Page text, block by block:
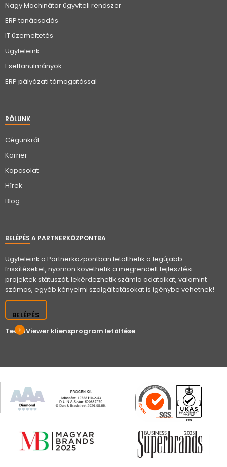
Nagy Machinátor ügyviteli rendszer
ERP tanácsadás
IT üzemeltetés
Ügyfeleink
Esettanulmányok
ERP pályázati támogatással
RÓLUNK
Cégünkről
Karrier
Kapcsolat
Hírek
Blog
BELÉPÉS A PARTNERKÖZPONTBA
Ügyfeleink a Partnerközpontban letölthetik a legújabb
frissítéseket, nyomon követhetik a megrendelt fejlesztési
projektek státuszát, lekérdezhetik számla adataikat, valamint
számos, egyéb kényelmi szolgáltatásokat is igénybe vehetnek!
BELÉPÉS
TeamViewer kliensprogram letöltése